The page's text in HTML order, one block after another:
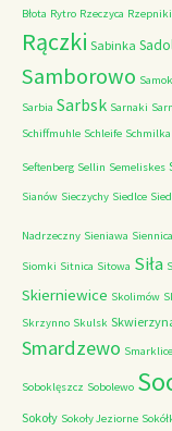
Błota Rytro Rzeczyca Rzepniki
Rączki Sabinka
Samborowo
Sarbia Sarbsk Sarnaki
Schiffmuhle Schleife Schmilka
Seftenberg Sellin Semeliskes
Sianów Sieczychy Siedlce
Nadrzeczny Sieniawa Siennica
Siomki Sitnica Sitowa Siła
Skierniewice Skolimów
Skrzynno Skulsk
Smardzewo Smarklice
Soboklęszcz Sobolewo
Sokoły Sokoły Jeziorne